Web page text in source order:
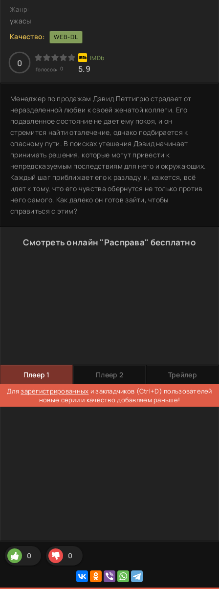
Жанр:
ужасы
Качество:
WEB-DL
0
Голосов: 0 5.9
Менеджер по продажам Дэвид Петтигрю страдает от
неразделенной любви к своей женатой коллеги. Его
подавленное состояние не дает ему покоя, и он
стремится найти отвлечение, однако подбирается к
опасному пути. В поисках утешения Дэвид начинает
принимать решения, которые могут привести к
непредсказуемым последствиям для него и окружающих.
Каждый шаг приближает его к разладу, и, кажется, всё
идет к тому, что его чувства обернутся не только против
него самого. Как далеко он готов зайти, чтобы
справиться с этим?
Смотреть онлайн "Расправа" бесплатно
Плеер 1 Плеер 2 Трейлер
Длязарегистрированных и закладчиков (Ctrl+D) пользователей
новые серии и качество добавляем раньше!
0 0